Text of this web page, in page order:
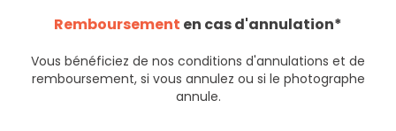
Remboursement en cas d'annulation*
Vous bénéficiez de nos conditions d'annulations et de
remboursement, si vous annulez ou si le photographe
annule.